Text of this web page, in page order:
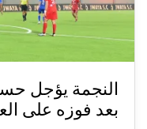
النجمة يؤجل
بعد فوزه على